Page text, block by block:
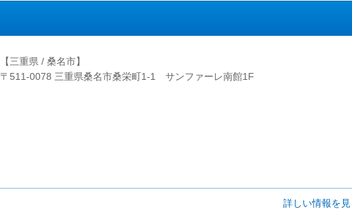
【三重県 / 桑名市】
〒511-0078 三重県桑名市桑栄町1-1 サンファーレ南館1F
詳しい情報を